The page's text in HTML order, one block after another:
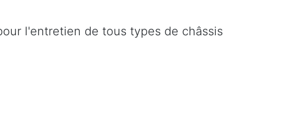
l'entretien de tous types de châssis